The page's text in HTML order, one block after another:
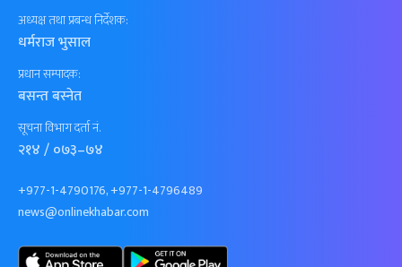
अध्यक्ष तथा प्रबन्ध निर्देशक:
धर्मराज भुसाल
प्रधान सम्पादक:
बसन्त बस्नेत
सूचना विभाग दर्ता नं.
२१४ / ०७३–७४
+977-1-4790176, +977-1-4796489
news@onlinekhabar.com